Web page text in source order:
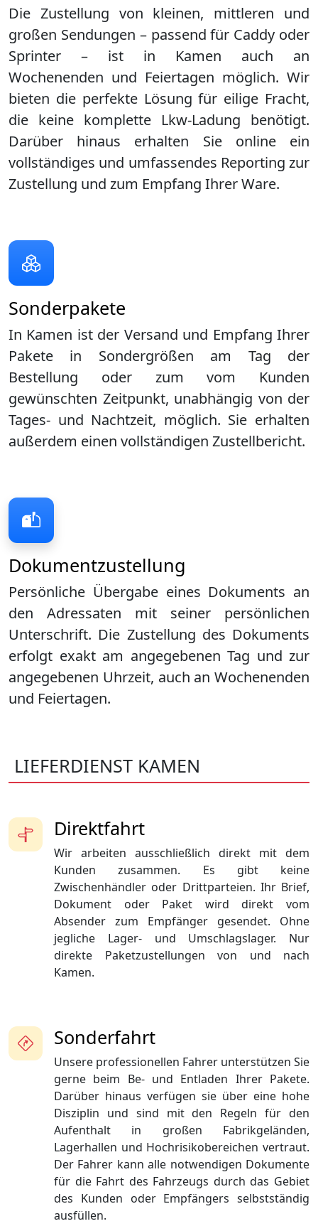
Dokumentzustellung
Persönliche Übergabe eines Dokuments an
den Adressaten mit seiner persönlichen
Unterschrift. Die Zustellung des Dokuments
erfolgt exakt am angegebenen Tag und zur
angegebenen Uhrzeit, auch an Wochenenden
und Feiertagen.
Die Zustellung von kleinen, mittleren und
großen Sendungen – passend für Caddy oder
Sprinter – ist in Kamen auch an
Wochenenden und Feiertagen möglich. Wir
bieten die perfekte Lösung für eilige Fracht,
die keine komplette Lkw-Ladung benötigt.
Darüber hinaus erhalten Sie online ein
vollständiges und umfassendes Reporting zur
Zustellung und zum Empfang Ihrer Ware.
Sonderpakete
In Kamen ist der Versand und Empfang Ihrer
Pakete in Sondergrößen am Tag der
Bestellung oder zum vom Kunden
gewünschten Zeitpunkt, unabhängig von der
Tages- und Nachtzeit, möglich. Sie erhalten
außerdem einen vollständigen Zustellbericht.
LIEFERDIENST KAMEN
Sonderfahrt
Unsere professionellen Fahrer unterstützen Sie
gerne beim Be- und Entladen Ihrer Pakete.
Darüber hinaus verfügen sie über eine hohe
Disziplin und sind mit den Regeln für den
Aufenthalt in großen Fabrikgeländen,
Lagerhallen und Hochrisikobereichen vertraut.
Der Fahrer kann alle notwendigen Dokumente
für die Fahrt des Fahrzeugs durch das Gebiet
des Kunden oder Empfängers selbstständig
ausfüllen.
Direktfahrt
Wir arbeiten ausschließlich direkt mit dem
Kunden zusammen. Es gibt keine
Zwischenhändler oder Drittparteien. Ihr Brief,
Dokument oder Paket wird direkt vom
Absender zum Empfänger gesendet. Ohne
jegliche Lager- und Umschlagslager. Nur
direkte Paketzustellungen von und nach
Kamen.